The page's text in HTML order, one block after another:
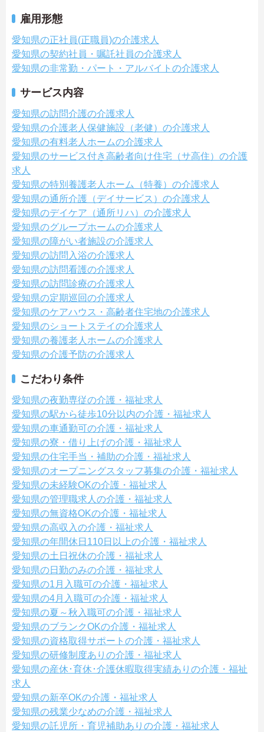
雇用形態
愛知県の正社員(正職員)の介護求人
愛知県の契約社員・嘱託社員の介護求人
愛知県の非常勤・パート・アルバイトの介護求人
サービス内容
愛知県の訪問介護の介護求人
愛知県の介護老人保健施設（老健）の介護求人
愛知県の有料老人ホームの介護求人
愛知県のサービス付き高齢者向け住宅（サ高住）の介護
求人
愛知県の特別養護老人ホーム（特養）の介護求人
愛知県の通所介護（デイサービス）の介護求人
愛知県のデイケア（通所リハ）の介護求人
愛知県のグループホームの介護求人
愛知県の障がい者施設の介護求人
愛知県の訪問入浴の介護求人
愛知県の訪問看護の介護求人
愛知県の訪問診療の介護求人
愛知県の定期巡回の介護求人
愛知県のケアハウス・高齢者住宅地の介護求人
愛知県のショートステイの介護求人
愛知県の養護老人ホームの介護求人
愛知県の介護予防の介護求人
こだわり条件
愛知県の夜勤専従の介護・福祉求人
愛知県の駅から徒歩10分以内の介護・福祉求人
愛知県の車通勤可の介護・福祉求人
愛知県の寮・借り上げの介護・福祉求人
愛知県の住宅手当・補助の介護・福祉求人
愛知県のオープニングスタッフ募集の介護・福祉求人
愛知県の未経験OKの介護・福祉求人
愛知県の管理職求人の介護・福祉求人
愛知県の無資格OKの介護・福祉求人
愛知県の高収入の介護・福祉求人
愛知県の年間休日110日以上の介護・福祉求人
愛知県の土日祝休の介護・福祉求人
愛知県の日勤のみの介護・福祉求人
愛知県の1月入職可の介護・福祉求人
愛知県の4月入職可の介護・福祉求人
愛知県の夏～秋入職可の介護・福祉求人
愛知県のブランクOKの介護・福祉求人
愛知県の資格取得サポートの介護・福祉求人
愛知県の研修制度ありの介護・福祉求人
愛知県の産休･育休･介護休暇取得実績ありの介護・福祉
求人
愛知県の新卒OKの介護・福祉求人
愛知県の残業少なめの介護・福祉求人
愛知県の託児所・育児補助ありの介護・福祉求人